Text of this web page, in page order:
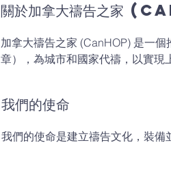
關於加拿大禱告之家
加拿大禱告之家 (CanHOP) 是一
章），為城市和國家代禱，以實現
我們的使命
我們的使命是建立禱告文化，裝備